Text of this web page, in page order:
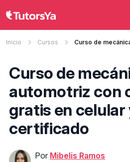
Inicio Cursos Curso de mecánica automotriz
Curso de
automotriz con
gratis en celular
certificado
Por Mibelis Ramos